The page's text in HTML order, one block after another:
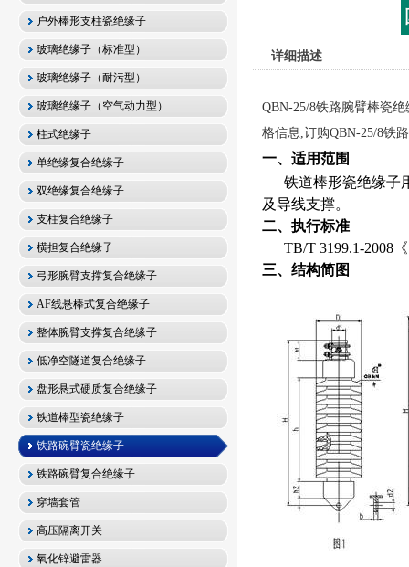
户外棒形支柱瓷绝缘子
玻璃绝缘子（标准型）
玻璃绝缘子（耐污型）
玻璃绝缘子（空气动力型）
柱式绝缘子
单绝缘复合绝缘子
双绝缘复合绝缘子
支柱复合绝缘子
横担复合绝缘子
弓形腕臂支撑复合绝缘子
AF线悬棒式复合绝缘子
整体腕臂支撑复合绝缘子
低净空隧道复合绝缘子
盘形悬式硬质复合绝缘子
铁道棒型瓷绝缘子
铁路碗臂瓷绝缘子
铁路碗臂复合绝缘子
穿墙套管
高压隔离开关
氧化锌避雷器
详细描述
QBN-25/8铁路腕臂棒瓷
格信息,订购QBN-25/8铁
一、适用范围
铁道棒形瓷绝缘子
及导线支撑。
二、执行标准
TB/T 3199.1-2008
三、结构简图